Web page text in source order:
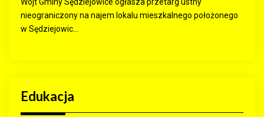
nieograniczony na najem lokalu mieszkalnego położonego
w Sędziejowic...
Edukacja